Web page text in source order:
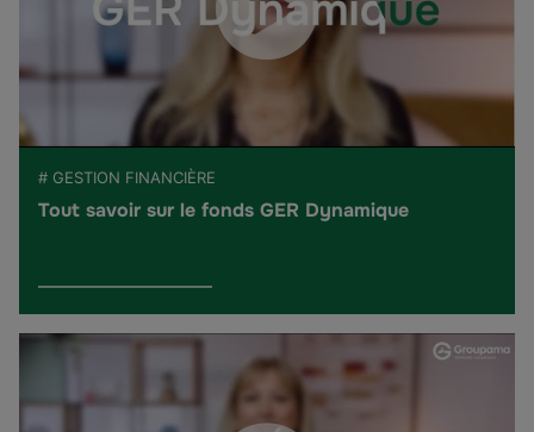
# GESTION FINANCIÈRE
Tout savoir sur le fonds GER Dynamique